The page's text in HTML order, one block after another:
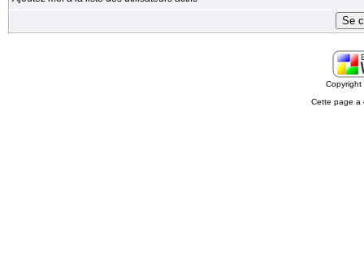
Cette page a